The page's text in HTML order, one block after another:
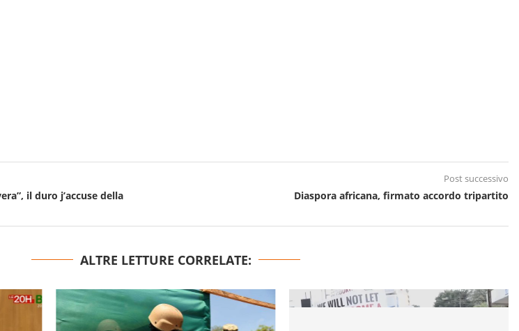
il duro j’accuse della
Post successivo
Diaspora africana, firmato accordo tripartito
ALTRE LETTURE CORRELATE: